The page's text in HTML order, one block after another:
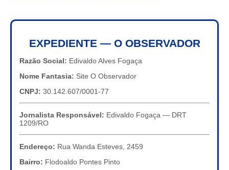
EXPEDIENTE — O OBSERVADOR
Razão Social: Edivaldo Alves Fogaça
Nome Fantasia: Site O Observador
CNPJ: 30.142.607/0001-77
Jornalista Responsável: Edivaldo Fogaça — DRT
1209/RO
Endereço: Rua Wanda Esteves, 2459
Bairro: Flodoaldo Pontes Pinto